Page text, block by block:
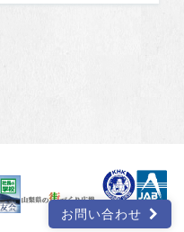
お問い合わせ